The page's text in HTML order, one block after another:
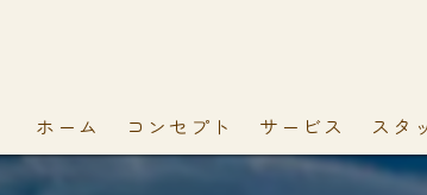
ホーム コンセプト サービス スタ